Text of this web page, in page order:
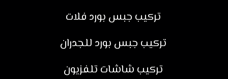
تركيب جبس بورد فلات
تركيب جبس بورد للجدران
تركيب شاشات تلفزيون